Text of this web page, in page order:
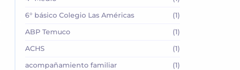
6° básico Colegio Las Américas
(1)
ABP Temuco
(1)
ACHS
(1)
acompañamiento familiar
(1)